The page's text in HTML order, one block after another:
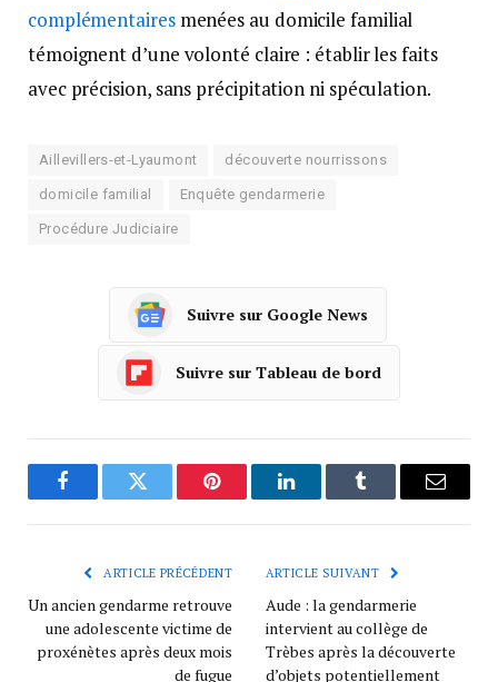
complémentairesmenées au domicile familial
témoignent d’une volonté claire : établir les faits
avec précision, sans précipitation ni spéculation.
Aillevillers-et-Lyaumont découverte nourrissons
domicile familial Enquête gendarmerie
Procédure Judiciaire
Suivre sur Google News
Suivre sur Tableau de bord
FacebookTwitter Pinterest LinkedInTumblr
ARTICLE PRÉCÉDENT
Un ancien gendarme retrouve
une adolescente victime de
proxénètes après deux mois
de fugue
ARTICLE SUIVANT
Aude : la gendarmerie
intervient au collège de
Trèbes après la découverte
d’objets potentiellement